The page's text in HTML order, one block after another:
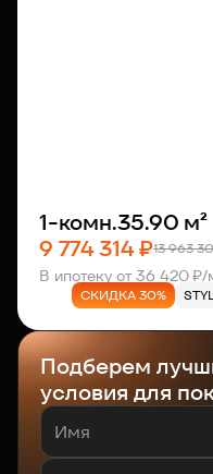
1-комн.35.90 м²
9 774 314 ₽13 963
В ипотеку от 36 420 ₽/
СКИДКА 30%
Подберем
условия для